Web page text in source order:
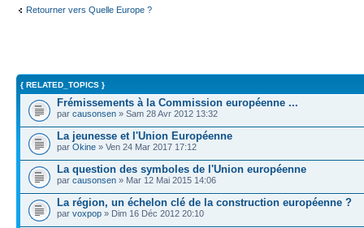
Retourner vers Quelle Europe ?
{ RELATED_TOPICS }
Frémissements à la Commission européenne ...
par causonsen » Sam 28 Avr 2012 13:32
La jeunesse et l'Union Européenne
par Okine » Ven 24 Mar 2017 17:12
La question des symboles de l'Union européenne
par causonsen » Mar 12 Mai 2015 14:06
La région, un échelon clé de la construction européenne ?
par voxpop » Dim 16 Déc 2012 20:10